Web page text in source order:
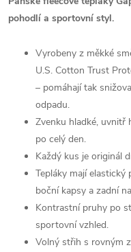
pohodlí a sportovní styl.
Vyrobeny z měkké
U.S. Cotton Trust
– pomáhají tak
odpadu.
Zvenku hladké, uvnitř
po celý den.
Každý kus je originál
Tepláky mají
boční kapsy a zadní
Kontrastní pruhy po
sportovní vzhled.
Volný střih s rovným